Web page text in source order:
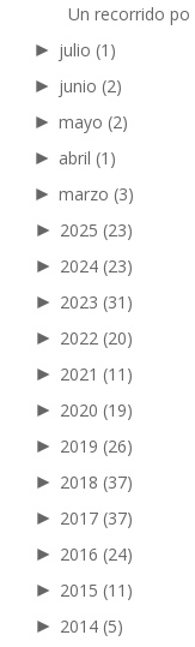
Un recorrido
► julio (1)
► junio (2)
► mayo (2)
► abril (1)
► marzo (3)
► 2025 (23)
► 2024 (23)
► 2023 (31)
► 2022 (20)
► 2021 (11)
► 2020 (19)
► 2019 (26)
► 2018 (37)
► 2017 (37)
► 2016 (24)
► 2015 (11)
► 2014 (5)